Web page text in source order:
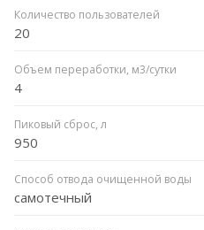
Количество пользователей
20
Объем переработки, м3/сутки
4
Пиковый сброс, л
950
Способ отвода очищенной воды
самотечный